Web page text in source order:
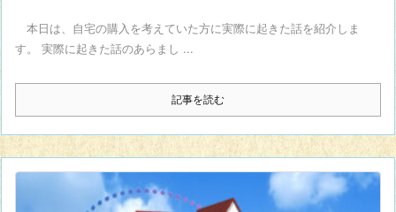
本日は、自宅の購入を考えていた方に実際に起きた話を紹介しま
す。 実際に起きた話のあらまし ...
記事を読む